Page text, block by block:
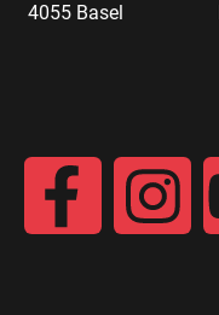
4055 Basel